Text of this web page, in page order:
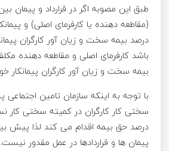
طبق این مصوبه اگر در قرارداد و پیمان
درصد بیمه سخت و زیان آور کارگران
بیمه سخت و زیان آور کارگران پیمانکار
با توجه به اینکه سازمان تامین
درصد حق بیمه اقدام می کند لذا پیش
پیمان ها و قراردادها در عمل مقدور نیست.